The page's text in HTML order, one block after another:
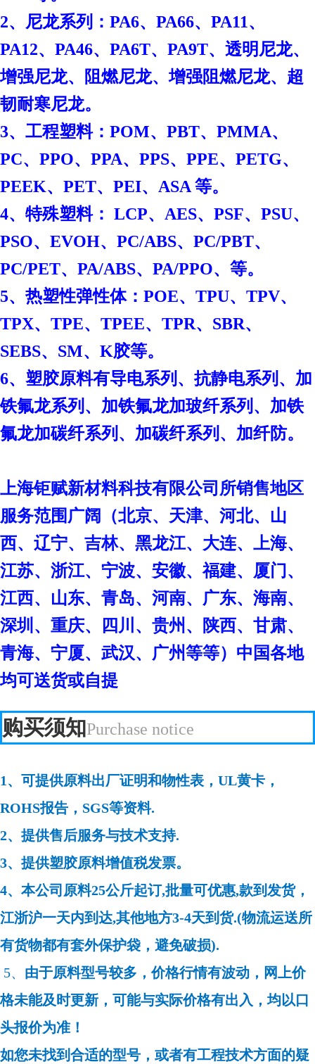
2、尼龙系列：PA6、PA66、PA11、
PA12、PA46、PA6T、PA9T、透明尼龙、
增强尼龙、阻燃尼龙、增强阻燃尼龙、超
韧耐寒尼龙。
3、工程塑料：POM、PBT、PMMA、
PC、PPO、PPA、PPS、PPE、PETG、
PEEK、PET、PEI、ASA 等。
4、特殊塑料： LCP、AES、PSF、PSU、
PSO、EVOH、PC/ABS、PC/PBT、
PC/PET、PA/ABS、PA/PPO、等。
5、热塑性弹性体：POE、 TPU、TPV、
TPX、TPE、TPEE、TPR、SBR、
SEBS、SM、K胶等。
6、塑胶原料有导电系列、抗静电系列、加
铁氟龙系列、加铁氟龙加玻纤系列、加铁
氟龙加碳纤系列、加碳纤系列、加纤防。
上海钜赋新材料科技有限公司 所销售地区
服务范围广阔（北京、天津、河北、山
西、辽宁、吉林、黑龙江、大连、上海、
江苏、浙江、宁波、安徽、福建、厦门、
江西、山东、青岛、河南、广东、海南、
深圳、重庆、四川、贵州、陕西、甘肃、
青海、宁厦、武汉、广州等等）中国各地
均可送货或自提
购买须知Purchase notice
1、可提供原料出厂证明和物性表，UL黄卡，
ROHS报告，SGS等资料.
2、提供售后服务与技术支持.
3、提供塑胶原料增值税发票。
4、本公司原料25公斤起订,批量可优惠,款到发货，
江浙沪一天内到达,其他地方3-4天到货.(物流运送所
有货物都有套外保护袋，避免破损).
5、 由于原料型号较多，价格行情有波动，网上价
格未能及时更新，可能与实际价格有出入，均以口
头报价为准！
如您未找到合适的型号，或者有工程技术方面的疑